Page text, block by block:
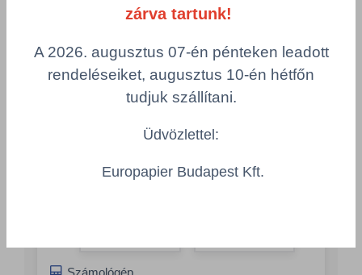
Cikkszám Csomagolás
Good Sense Shea & Sandalwood 300 ml
Csomagolás
Összeg
Számológép
zárva tartunk!
A 2026. augusztus 07-én pénteken leadott
rendeléseiket, augusztus 10-én hétfőn
tudjuk szállítani.
Üdvözlettel:
Europapier Budapest Kft.